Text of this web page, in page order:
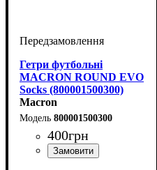
Гетри футбольні
MACRON ROUND EVO
Socks (800001500300)
Macron
800001500300
400грн